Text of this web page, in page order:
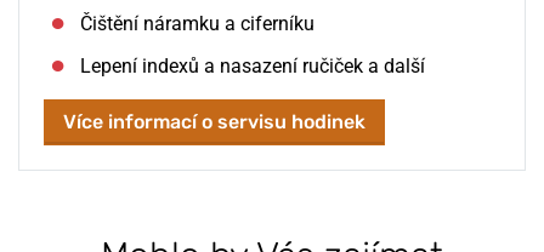
Čištění náramku a ciferníku
Lepení indexů a nasazení ručiček a další
Více informací o servisu hodinek